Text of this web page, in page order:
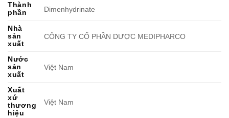
Thành
phần
Dimenhydrinate
Nhà
sản
xuất
CÔNG TY CỔ PHẦN DƯỢC MEDIPHARCO
Nước
sản
xuất
Việt Nam
Xuất
xứ
thương
hiệu
Việt Nam